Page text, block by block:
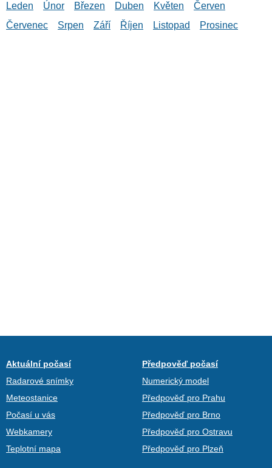
Leden Únor Březen Duben Květen
Červen
Červenec
Srpen Září Říjen Listopad Prosinec
Aktuální počasí
Radarové snímky
Meteostanice
Počasí u vás
Webkamery
Teplotní mapa
Předpověď počasí
Numerický model
Předpověď pro Prahu
Předpověď pro Brno
Předpověď pro Ostravu
Předpověď pro Plzeň